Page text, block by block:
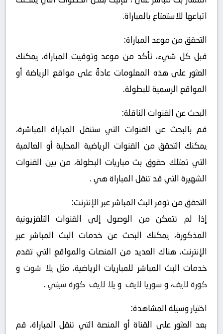
اتباعها للاستمتاع بالمباراة.
التحقق من موعد المباراة:
قبل كل شيء، تأكد من موعد وتوقيت المباراة، يمكنك
العثور على هذه المعلومات عادةً على مواقع الرياضة أو
المواقع الرسمية للبطولة.
البحث عن القنوات الناقلة:
قم بالبحث عن القنوات التي ستنقل المباراة المباشرة،
يمكنك التحقق من القنوات الرياضية المحلية أو العالمية
التي تمتلك حقوق بث مباريات البطولة، من بين القنوات
الشهيرة التي قد تنقل المباراة هي .
التحقق من توفر البث المباشر عبر الإنترنت:
إذا لم تتمكن من الوصول إلى القنوات التلفزيونية
المذكورة، يمكنك البحث عن خدمات البث المباشر عبر
الإنترنت، هناك العديد من المنصات والمواقع التي تقدم
خدمات البث المباشر للمباريات الرياضية، مثل يلا شوتو
كورة لايف، وسوريا لايف ويلا لايف كورة سيتي.
اختيار وسيلة المشاهدة:
بعد العثور على القناة أو المنصة التي تنقل المباراة، قم